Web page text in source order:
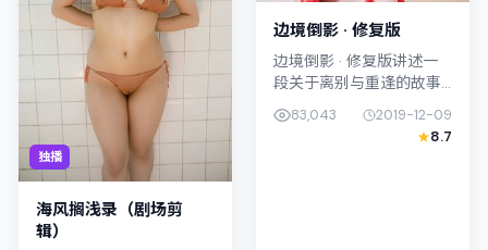
独播
海风搁浅录（剧场剪
辑）
边境倒影 · 修复版
边境倒影 · 修复版讲述一
段关于离别与重逢的故事
线，主线围绕动作展开。
影片由李沧东掌舵，梁朝
伟、凤小岳联合出演；外
83,043
2019-12-09
8.7